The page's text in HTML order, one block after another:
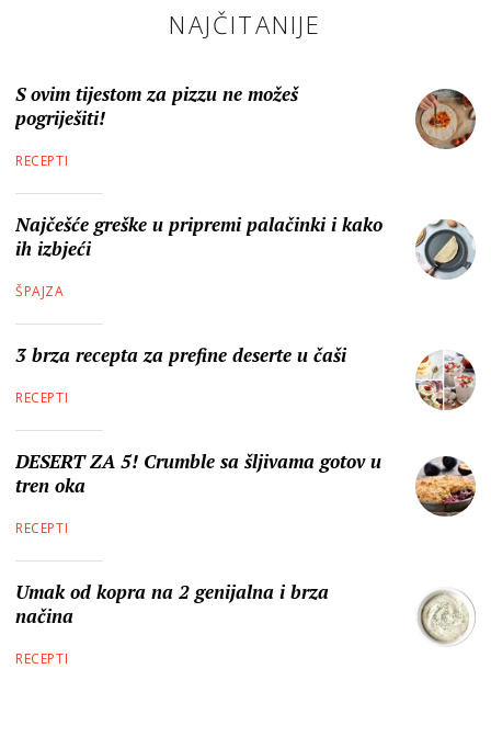
NAJČITANIJE
S ovim tijestom za pizzu ne možeš
pogriješiti!
RECEPTI
Najčešće greške u pripremi palačinki i kako
ih izbjeći
ŠPAJZA
3 brza recepta za prefine deserte u čaši
RECEPTI
DESERT ZA 5! Crumble sa šljivama gotov u
tren oka
RECEPTI
Umak od kopra na 2 genijalna i brza
načina
RECEPTI